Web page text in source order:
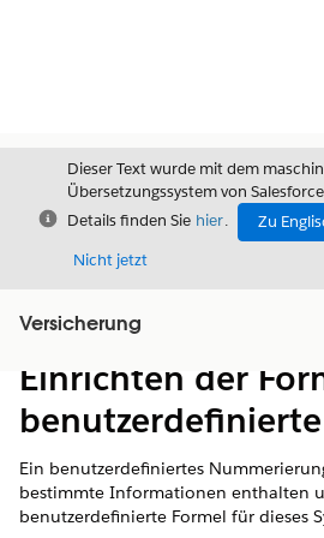
Schließen
Dieser Text wurde mit dem
Übersetzungssystem von
Details finden Sie hier.
Zu
Nicht jetzt
VersicherungInhalt anzeigen
Inhalt
Einrichten der
Ein benutzerdefiniertes
bestimmte Informationen enthalten
benutzerdefinierte Formel für dieses